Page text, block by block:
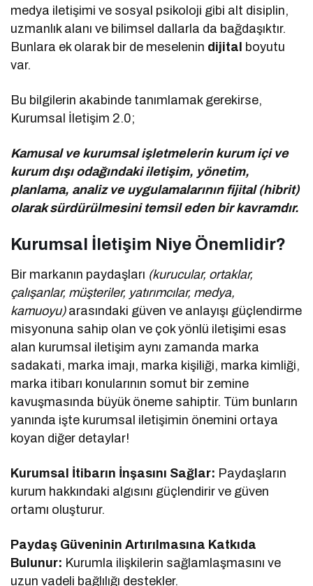
medya iletişimi ve sosyal psikoloji gibi alt disiplin,
uzmanlık alanı ve bilimsel dallarla da bağdaşıktır.
Bunlara ek olarak bir de meselenin dijital boyutu
var.
Bu bilgilerin akabinde tanımlamak gerekirse,
Kurumsal İletişim 2.0;
Kamusal ve kurumsal işletmelerin kurum içi ve
kurum dışı odağındaki iletişim, yönetim,
planlama, analiz ve uygulamalarının fijital (hibrit)
olarak sürdürülmesini temsil eden bir kavramdır.
Kurumsal İletişim Niye Önemlidir?
Bir markanın paydaşları (kurucular, ortaklar,
çalışanlar, müşteriler, yatırımcılar, medya,
kamuoyu)arasındaki güven ve anlayışı güçlendirme
misyonuna sahip olan ve çok yönlü iletişimi esas
alan kurumsal iletişim aynı zamanda marka
sadakati, marka imajı, marka kişiliği, marka kimliği,
marka itibarı konularının somut bir zemine
kavuşmasında büyük öneme sahiptir. Tüm bunların
yanında işte kurumsal iletişimin önemini ortaya
koyan diğer detaylar!
Kurumsal İtibarın İnşasını Sağlar: Paydaşların
kurum hakkındaki algısını güçlendirir ve güven
ortamı oluşturur.
Paydaş Güveninin Artırılmasına Katkıda
Bulunur: Kurumla ilişkilerin sağlamlaşmasını ve
uzun vadeli bağlılığı destekler.